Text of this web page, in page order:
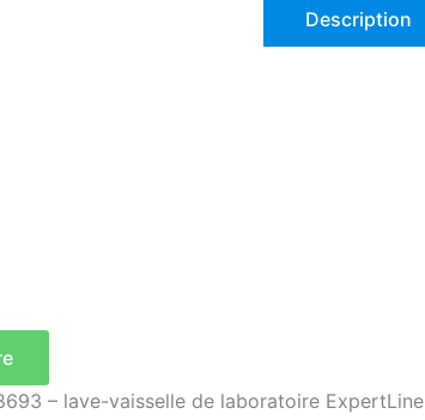
Description
– lave-vaisselle de laboratoire ExpertLine